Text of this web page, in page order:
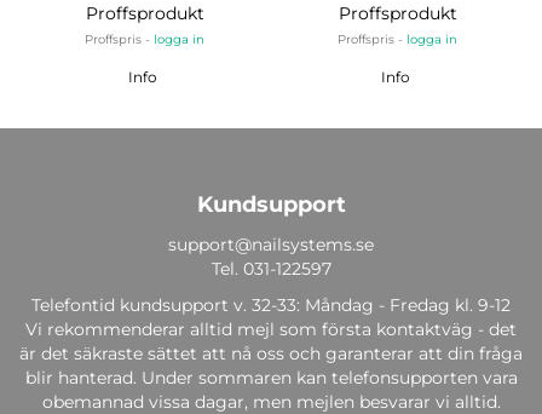
Proffsprodukt
Proffspris - logga in
Info
Proffsprodukt
Proffspris - logga in
Info
Kundsupport
support@nailsystems.se
Tel. 031-122597
Telefontid kundsupport v. 32-33: Måndag - Fredag kl. 9-12
Vi rekommenderar alltid mejl som första kontaktväg - det
är det säkraste sättet att nå oss och garanterar att din fråga
blir hanterad. Under sommaren kan telefonsupporten vara
obemannad vissa dagar, men mejlen besvarar vi alltid.